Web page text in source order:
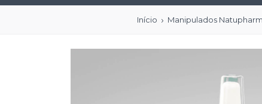
Início Manipulados